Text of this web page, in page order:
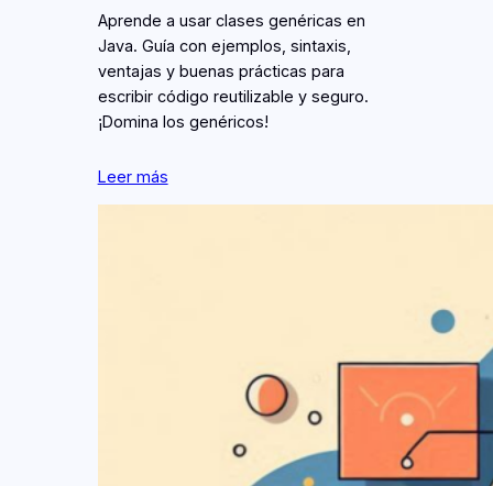
Aprende a usar clases genéricas en
Java. Guía con ejemplos, sintaxis,
ventajas y buenas prácticas para
escribir código reutilizable y seguro.
¡Domina los genéricos!
Leer más